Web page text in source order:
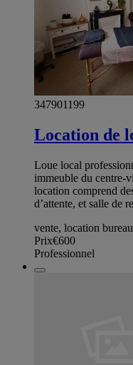
347901199
Location de
Loue local
immeuble du centre-
location comprend
d’attente, et salle de
vente, location
Prix€600
Professionnel